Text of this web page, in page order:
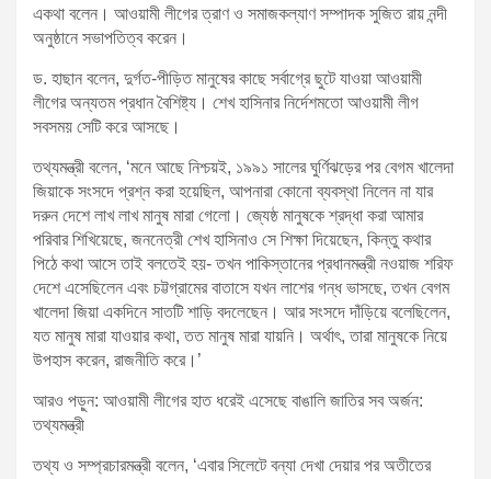
একথা বলেন। আওয়ামী লীগের ত্রাণ ও সমাজকল্যাণ সম্পাদক সুজিত রায় নন্দী
অনুষ্ঠানে সভাপতিত্ব করেন।
ড. হাছান বলেন, দুর্গত-পীড়িত মানুষের কাছে সর্বাগ্রে ছুটে যাওয়া আওয়ামী
লীগের অন্যতম প্রধান বৈশিষ্ট্য। শেখ হাসিনার নির্দেশমতো আওয়ামী লীগ
সবসময় সেটি করে আসছে।
তথ্যমন্ত্রী বলেন, ‘মনে আছে নিশ্চয়ই, ১৯৯১ সালের ঘুর্ণিঝড়ের পর বেগম খালেদা
জিয়াকে সংসদে প্রশ্ন করা হয়েছিল, আপনারা কোনো ব্যবস্থা নিলেন না যার
দরুন দেশে লাখ লাখ মানুষ মারা গেলো। জ্যেষ্ঠ মানুষকে শ্রদ্ধা করা আমার
পরিবার শিখিয়েছে, জননেত্রী শেখ হাসিনাও সে শিক্ষা দিয়েছেন, কিন্তু কথার
পিঠে কথা আসে তাই বলতেই হয়- তখন পাকিস্তানের প্রধানমন্ত্রী নওয়াজ শরিফ
দেশে এসেছিলেন এবং চট্টগ্রামের বাতাসে যখন লাশের গন্ধ ভাসছে, তখন বেগম
খালেদা জিয়া একদিনে সাতটি শাড়ি বদলেছেন। আর সংসদে দাঁড়িয়ে বলেছিলেন,
যত মানুষ মারা যাওয়ার কথা, তত মানুষ মারা যায়নি। অর্থাৎ, তারা মানুষকে নিয়ে
উপহাস করেন, রাজনীতি করে।’
আরও পড়ুন: আওয়ামী লীগের হাত ধরেই এসেছে বাঙালি জাতির সব অর্জন:
তথ্যমন্ত্রী
তথ্য ও সম্প্রচারমন্ত্রী বলেন, ‘এবার সিলেটে বন্যা দেখা দেয়ার পর অতীতের